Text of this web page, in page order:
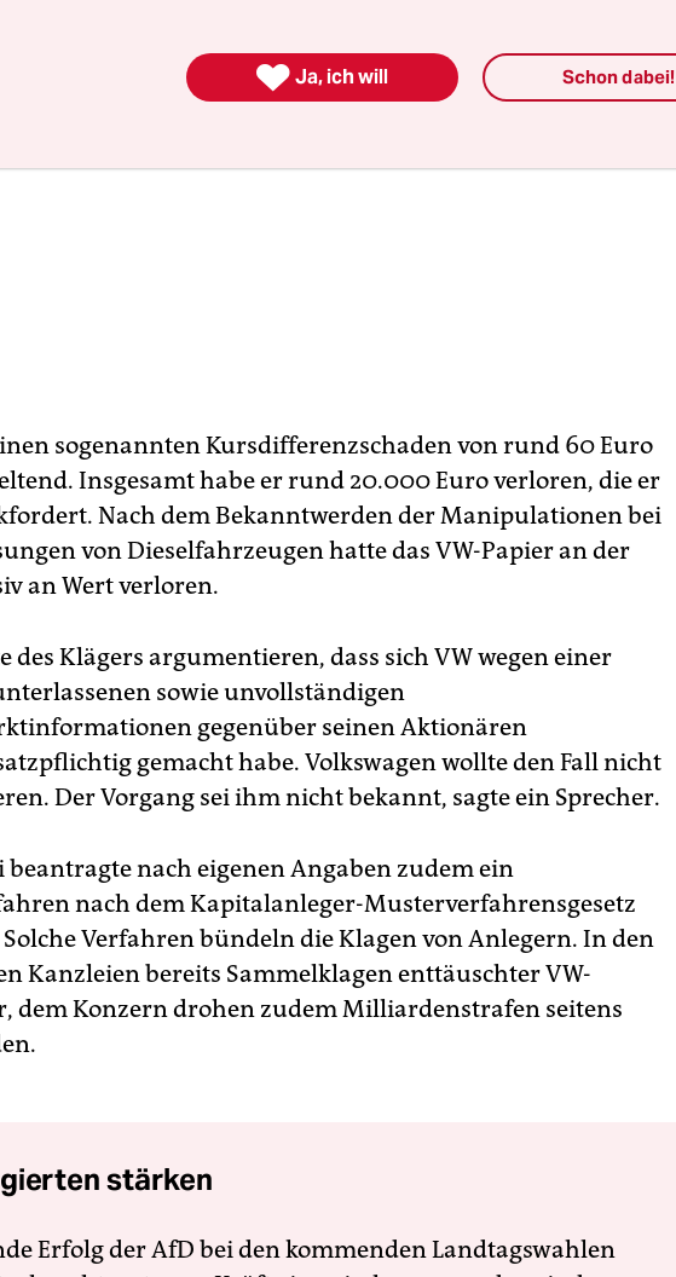
sogenannten Kursdifferenzschaden von rund 60 Euro
Insgesamt habe er rund 20.000 Euro verloren, die er
Nach dem Bekanntwerden der Manipulationen bei
von Dieselfahrzeugen hatte das VW-Papier an der
an Wert verloren.
des Klägers argumentieren, dass sich VW wegen einer
sowie unvollständigen
gegenüber seinen Aktionären
gemacht habe. Volkswagen wollte den Fall nicht
Der Vorgang sei ihm nicht bekannt, sagte ein Sprecher.
beantragte nach eigenen Angaben zudem ein
nach dem Kapitalanleger-Musterverfahrensgesetz
Verfahren bündeln die Klagen von Anlegern. In den
Kanzleien bereits Sammelklagen enttäuschter VW-
dem Konzern drohen zudem Milliardenstrafen seitens
stärken
Erfolg der AfD bei den kommenden Landtagswahlen
 Ja, ich will Schon dabei!